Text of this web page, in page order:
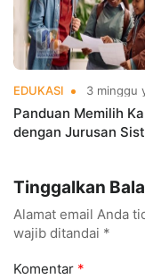
EDUKASI 3 minggu
Panduan Memilih
dengan Jurusan
Tinggalkan
Alamat email Anda
wajib ditandai *
Komentar *